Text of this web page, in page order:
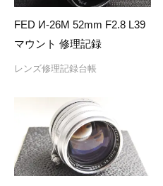
FED И-26M 52mm F2.8 L39
マウント 修理記録
レンズ修理記録台帳